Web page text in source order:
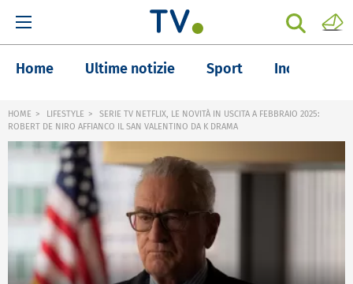
Home Ultime notizie Sport Inchieste
HOME LIFESTYLE
SERIE TV NETFLIX, LE NOVITÀ IN USCITA A FEBBRAIO 2025:
ROBERT DE NIRO AFFIANCO IL SAN VALENTINO DA K DRAMA